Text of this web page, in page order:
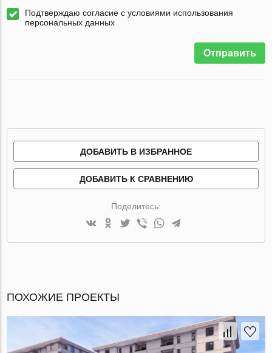
Подтверждаю согласие с условиями использования
персональных данных
Отправить
ДОБАВИТЬ В ИЗБРАННОЕ
ДОБАВИТЬ К СРАВНЕНИЮ
Поделитесь:
ПОХОЖИЕ ПРОЕКТЫ